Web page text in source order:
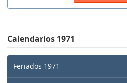
Calendarios 1971
Feriados 1971